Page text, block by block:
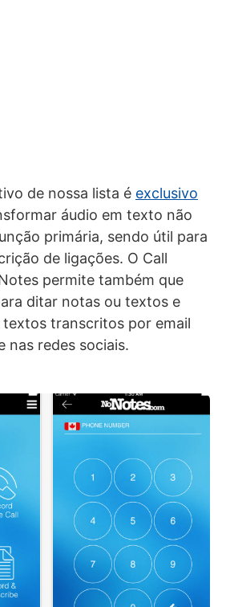
de nossa lista é exclusivo
áudio em texto não
primária, sendo útil para
de ligações. O Call
permite também que
ditar notas ou textos e
transcritos por email
nas redes sociais.